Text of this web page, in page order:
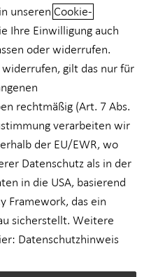
mit
oder auch freiberuflich
häufig
Eine passende
Sie vor finanziellen Folgen
durch Dritte schützen.
sinnvoll
kann den Ausgleich von
unseren Cookie-
Ihre Einwilligung auch
oder widerrufen.
gilt das nur für
rechtmäßig (Art. 7 Abs.
verarbeiten wir
der EU/EWR, wo
Datenschutz als in der
in die USA, basierend
Framework, das ein
sicherstellt. Weitere
Datenschutzhinweis